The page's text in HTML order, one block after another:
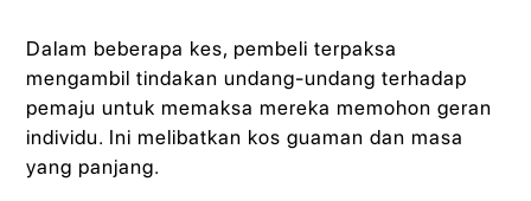
Dalam beberapa kes, pembeli terpaksa
mengambil tindakan undang-undang terhadap
pemaju untuk memaksa mereka memohon geran
individu. Ini melibatkan kos guaman dan masa
yang panjang.